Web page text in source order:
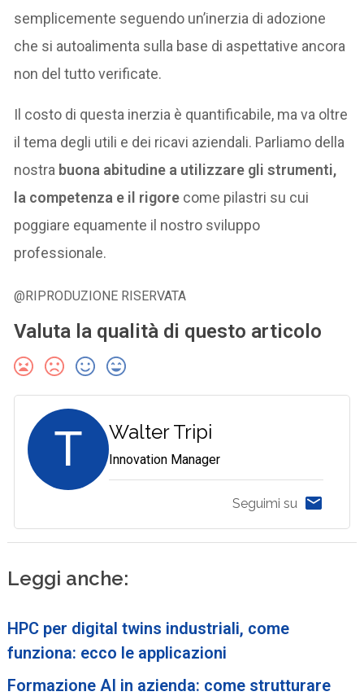
semplicemente seguendo un’inerzia di adozione
che si autoalimenta sulla base di aspettative ancora
non del tutto verificate.
Il costo di questa inerzia è quantificabile, ma va oltre
il tema degli utili e dei ricavi aziendali. Parliamo della
nostra buona abitudine a utilizzare gli strumenti,
la competenza e il rigore come pilastri su cui
poggiare equamente il nostro sviluppo
professionale.
@RIPRODUZIONE RISERVATA
Valuta la qualità di questo articolo
T Walter Tripi
Innovation Manager
Seguimi su
Leggi anche:
HPC per digital twins industriali, come
funziona: ecco le applicazioni
Formazione AI in azienda: come strutturare